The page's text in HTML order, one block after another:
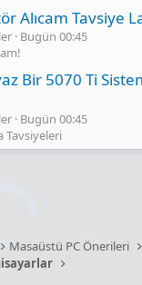
Alıcam Tavsiye
Bugün 00:45
Bir 5070 Ti
Bugün 00:45
Tavsiyeleri
Masaüstü PC Önerileri